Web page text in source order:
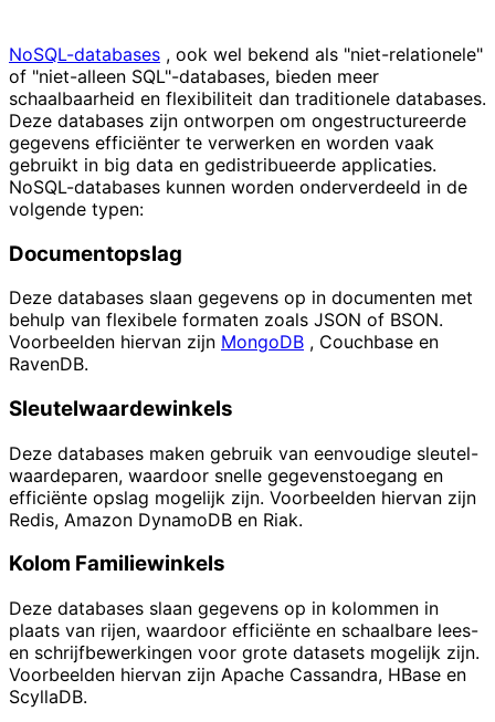
NoSQL-databases , ook wel bekend als "niet-relationele"
of "niet-alleen SQL"-databases, bieden meer
schaalbaarheid en flexibiliteit dan traditionele databases.
Deze databases zijn ontworpen om ongestructureerde
gegevens efficiënter te verwerken en worden vaak
gebruikt in big data en gedistribueerde applicaties.
NoSQL-databases kunnen worden onderverdeeld in de
volgende typen:
Documentopslag
Deze databases slaan gegevens op in documenten met
behulp van flexibele formaten zoals JSON of BSON.
Voorbeelden hiervan zijn MongoDB , Couchbase en
RavenDB.
Sleutelwaardewinkels
Deze databases maken gebruik van eenvoudige sleutel-
waardeparen, waardoor snelle gegevenstoegang en
efficiënte opslag mogelijk zijn. Voorbeelden hiervan zijn
Redis, Amazon DynamoDB en Riak.
Kolom Familiewinkels
Deze databases slaan gegevens op in kolommen in
plaats van rijen, waardoor efficiënte en schaalbare lees-
en schrijfbewerkingen voor grote datasets mogelijk zijn.
Voorbeelden hiervan zijn Apache Cassandra, HBase en
ScyllaDB.